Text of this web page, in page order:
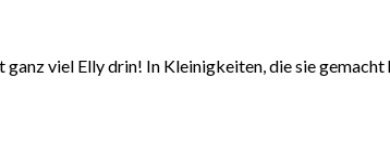
viel Elly drin! In Kleinigkeiten, die sie